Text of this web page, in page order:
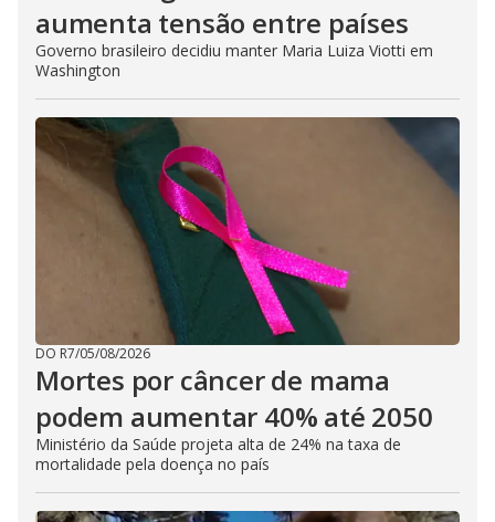
aumenta tensão entre países
Governo brasileiro decidiu manter Maria Luiza Viotti em
Washington
DO R7/05/08/2026
Mortes por câncer de mama
podem aumentar 40% até 2050
Ministério da Saúde projeta alta de 24% na taxa de
mortalidade pela doença no país